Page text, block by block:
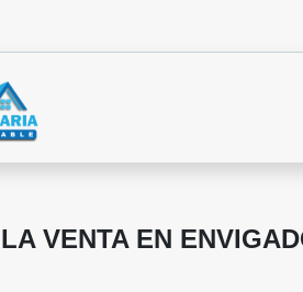
VENTA EN